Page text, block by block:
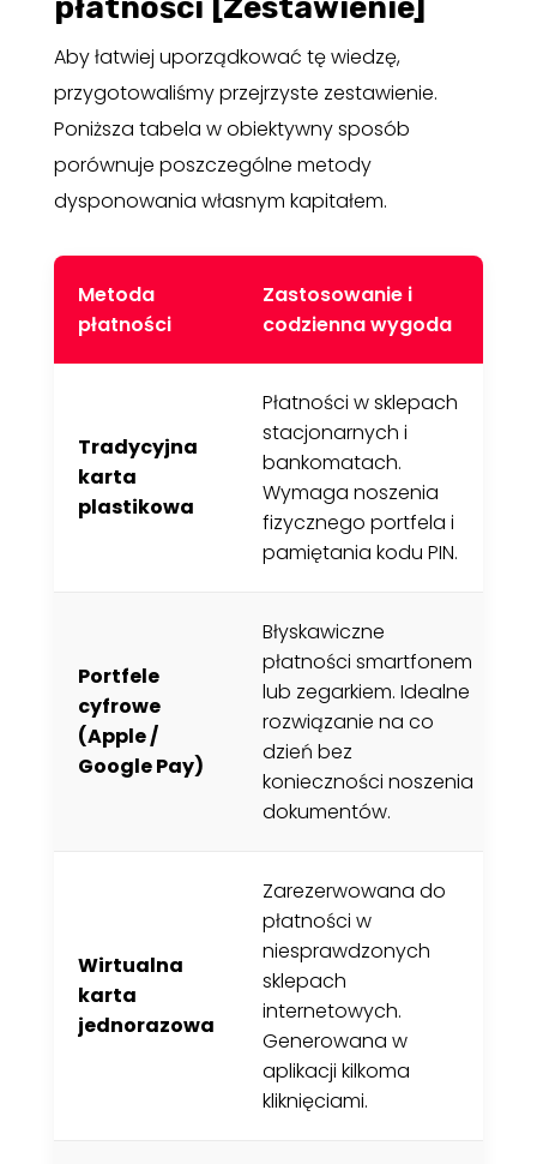
płatności [Zestawienie]
Aby łatwiej uporządkować tę wiedzę,
przygotowaliśmy przejrzyste zestawienie.
Poniższa tabela w obiektywny sposób
porównuje poszczególne metody
dysponowania własnym kapitałem.
Metoda
płatności
Zastosowanie i
codzienna wygoda
Tradycyjna
karta
plastikowa
Płatności w sklepach
stacjonarnych i
bankomatach.
Wymaga noszenia
fizycznego portfela i
pamiętania kodu PIN.
Portfele
cyfrowe
(Apple /
Google Pay)
Błyskawiczne
płatności smartfonem
lub zegarkiem. Idealne
rozwiązanie na co
dzień bez
konieczności noszenia
dokumentów.
Wirtualna
karta
jednorazowa
Zarezerwowana do
płatności w
niesprawdzonych
sklepach
internetowych.
Generowana w
aplikacji kilkoma
kliknięciami.